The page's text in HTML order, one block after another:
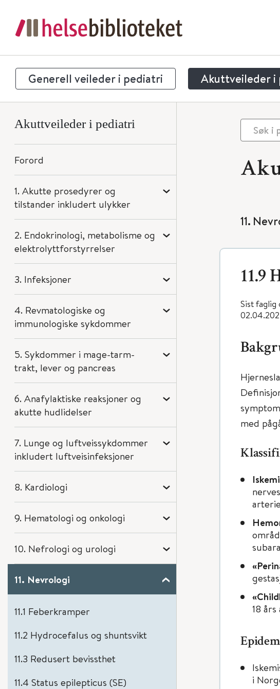
Generell veileder i pediatri Akuttveileder i
Akuttveileder i pediatri
Forord
1. Akutte prosedyrer og
tilstander inkludert ulykker
2. Endokrinologi, metabolisme og
elektrolyttforstyrrelser
3. Infeksjoner
4. Revmatologiske og
immunologiske sykdommer
5. Sykdommer i mage-tarm-
trakt, lever og pancreas
6. Anafylaktiske reaksjoner og
akutte hudlidelser
7. Lunge og luftveissykdommer
inkludert luftveisinfeksjoner
8. Kardiologi
9. Hematologi og onkologi
10. Nefrologi og urologi
11. Nevrologi
11.1 Feberkramper
11.2 Hydrocefalus og shuntsvikt
11.3 Redusert bevissthet
11.4 Status epilepticus (SE)
11.
11.9
Sist
med
18
i